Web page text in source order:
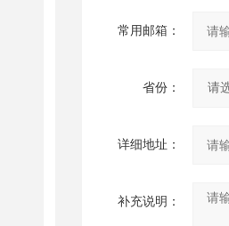
常用邮箱：
省份：
详细地址：
补充说明：